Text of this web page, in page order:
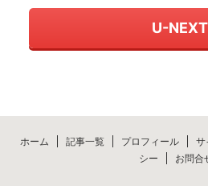
U-NEXT
ホーム 記事一覧 プロフィール サ
シー
お問合